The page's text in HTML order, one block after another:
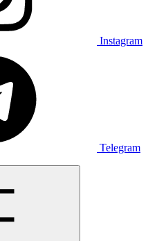
Instagram
Telegram